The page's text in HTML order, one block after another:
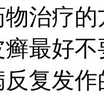
治疗
最好
复发